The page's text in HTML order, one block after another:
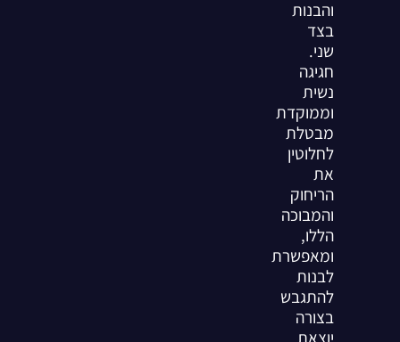
והבנות
בצד
שני.
חגיגה
נשית
וממוקדת
מבטלת
לחלוטין
את
הריחוק
והמבוכה
הללו,
ומאפשרת
לבנות
להתגבש
בצורה